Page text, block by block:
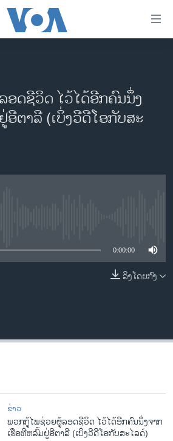
ດີ ສະຫະລັດ 2024
ດຊີວິດ ໄວ້ໄດ້ອີກຄົນນຶ່ງ
ຕາລີ (ເບິ່ງວີດີໂອກັບສະ
0:00:00
ລິງໂດຍກົງ
ຂ່າວ
ພວກກູ້ໄພຊ່ວຍຜູ້ລອດຊີວິດ ໄວ້ໄດ້ອີກຄົນນຶ່ງຈາກ
ເຮືອທີ່ຫລົ້ມຢູ່ອີຕາລີ (ເບິ່ງວີດີໂອກັບສະໄລດ໌)